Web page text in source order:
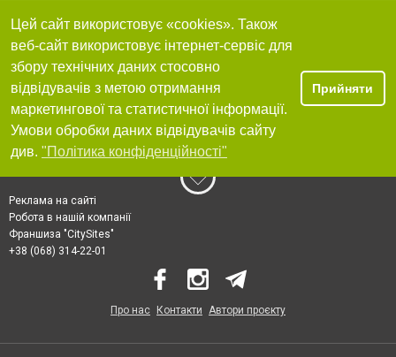
Цей сайт використовує «cookies». Також
веб-сайт використовує інтернет-сервіс для
збору технічних даних стосовно
відвідувачів з метою отримання
маркетингової та статистичної інформації.
Умови обробки даних відвідувачів сайту
див. "Політика конфіденційності"
Прийняти
Реклама на сайті
Робота в нашій компанії
Франшиза "CitySites"
+38 (068) 314-22-01
Про нас Контакти Автори проєкту